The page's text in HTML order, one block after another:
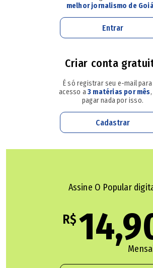
deixou um legado de solidariedade,
próximo, principalmente em um dos
Wagner Gonçalves, procurador da
ex- membro da CNV. Apaixonado pelo
pelo pai, ele batalha para que sua
esquecida. Uma de suas ofensivas é a
Armazém Memória, sítio de construção
Facebook, Wagner Gonçalves incluiu
escrito em 1940 quando Rômulo
22 anos. O artigo "revela as inquietudes
acompanharam por toda vida
melhor jornalismo de
Entrar
Criar conta
É só registrar seu e-mail
acesso a3 matérias por mês
pagar nada por isso.
Cadastrar
Assine O Popular
R$